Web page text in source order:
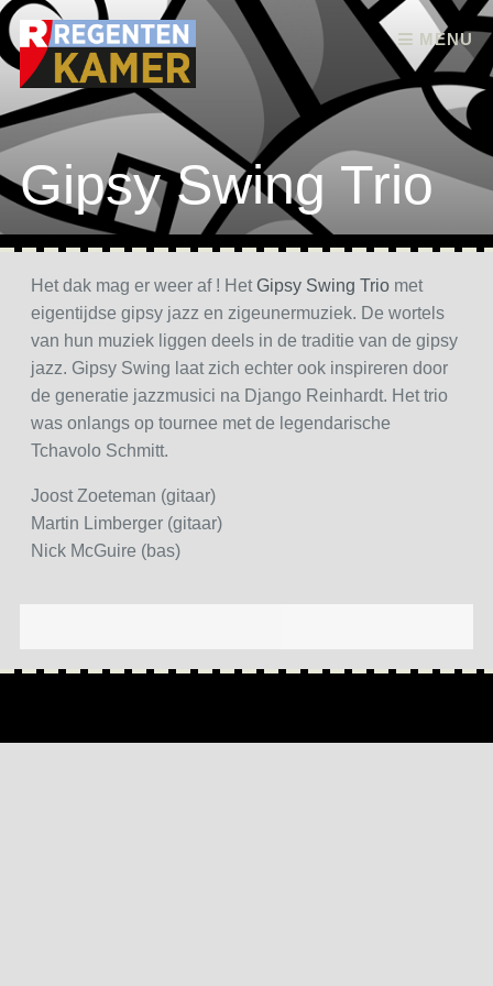
MENU
Skip to content
Gipsy Swing Trio
Het dak mag er weer af ! Het Gipsy Swing Triomet
eigentijdse gipsy jazz en zigeunermuziek. De wortels
van hun muziek liggen deels in de traditie van de gipsy
jazz. Gipsy Swing laat zich echter ook inspireren door
de generatie jazzmusici na Django Reinhardt. Het trio
was onlangs op tournee met de legendarische
Tchavolo Schmitt.
Joost Zoeteman (gitaar)
Martin Limberger (gitaar)
Nick McGuire (bas)